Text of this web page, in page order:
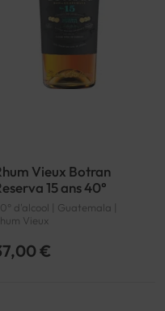
Vieux Botran
15 ans 40°
d'alcool | Guatemala |
Vieux
€